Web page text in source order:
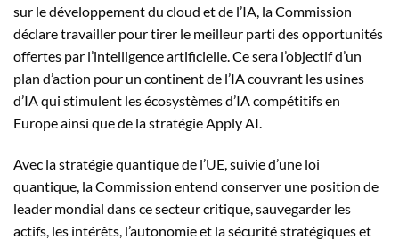
sur le développement du cloud et de l’IA, la Commission
déclare travailler pour tirer le meilleur parti des opportunités
offertes par l’intelligence artificielle. Ce sera l’objectif d’un
plan d’action pour un continent de l’IA couvrant les usines
d’IA qui stimulent les écosystèmes d’IA compétitifs en
Europe ainsi que de la stratégie Apply AI.
Avec la stratégie quantique de l’UE, suivie d’une loi
quantique, la Commission entend conserver une position de
leader mondial dans ce secteur critique, sauvegarder les
actifs, les intérêts, l’autonomie et la sécurité stratégiques et